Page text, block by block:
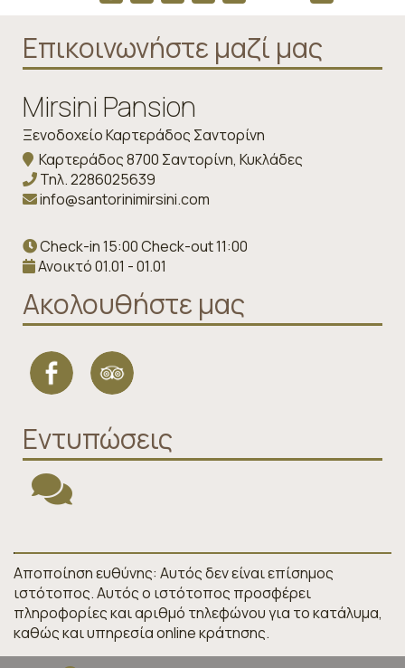
Επικοινωνήστε μαζί μας
Mirsini Pansion
Ξενοδοχείο Καρτεράδος Σαντορίνη
Καρτεράδος 8700 Σαντορίνη, Κυκλάδες
Τηλ.2286025639
info@santorinimirsini.com
Check-in 15:00 Check-out 11:00
Ανοικτό 01.01 - 01.01
Ακολουθήστε μας
Εντυπώσεις
Αποποίηση ευθύνης: Αυτός δεν είναι επίσημος
ιστότοπος. Αυτός ο ιστότοπος προσφέρει
πληροφορίες και αριθμό τηλεφώνου για το κατάλυμα,
καθώς και υπηρεσία online κράτησης.